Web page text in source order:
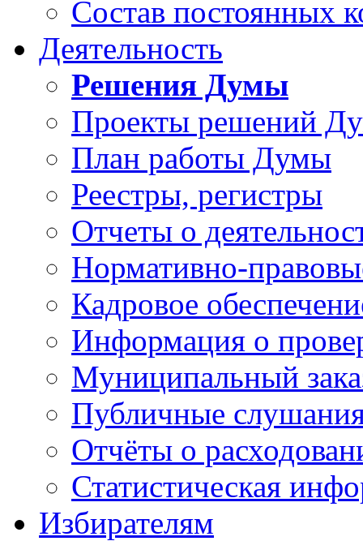
Состав постоянных
Деятельность
Решения Думы
Проекты решений
План работы Думы
Реестры, регистры
Отчеты о
Нормативно-
Кадровое
Информация о
Муниципальный
Публичные
Отчёты о
Статистическая
Избирателям